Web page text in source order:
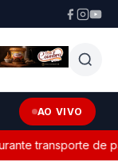
AO VIVO
transporte de